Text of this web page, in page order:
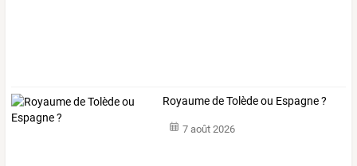
Royaume de Tolède ou Espagne ?
7 août 2026